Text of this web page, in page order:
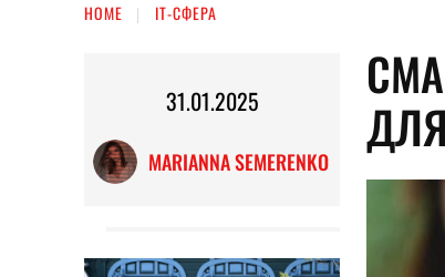
HOME ІТ-СФЕРА
31.01.2025
MARIANNA SEMERENKO